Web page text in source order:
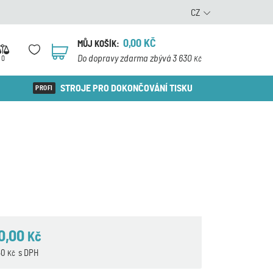
CZ
0
0
MŮJ KOŠÍK: 0,00 KČ
Do dopravy zdarma zbývá 3 630 Kč
STROJE PRO DOKONČOVÁNÍ TISKU
Kč
s DPH
Kč